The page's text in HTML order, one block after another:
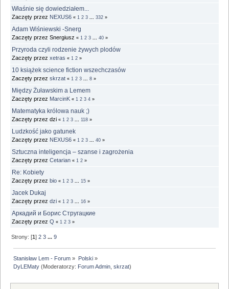
Właśnie się dowiedziałem...
Zaczęty przez NEXUS6 « 1 2 3 332 »
Adam Wiśniewski -Snerg
Zaczęty przez Snergiusz « 1 2 3 40 »
Przyroda czyli rodzenie żywych plodów
Zaczęty przez xetras « 1 2 »
10 książek science fiction wszechczasów
Zaczęty przez skrzat « 1 2 3 8 »
Między Żuławskim a Lemem
Zaczęty przez MarcinK « 1 2 3 4 »
Matematyka królowa nauk ;)
Zaczęty przez dzi « 1 2 3 118 »
Ludzkość jako gatunek
Zaczęty przez NEXUS6 « 1 2 3 40 »
Sztuczna inteligencja – szanse i zagrożenia
Zaczęty przez Cetarian « 1 2 »
Re: Kobiety
Zaczęty przez bio « 1 2 3 15 »
Jacek Dukaj
Zaczęty przez dzi « 1 2 3 16 »
Аркадий и Борис Стругацкие
Zaczęty przez Q « 1 2 3 »
Strony: [1]2 3 ...9
Stanisław Lem - Forum » Polski»
DyLEMaty (Moderatorzy: Forum Admin ,skrzat)